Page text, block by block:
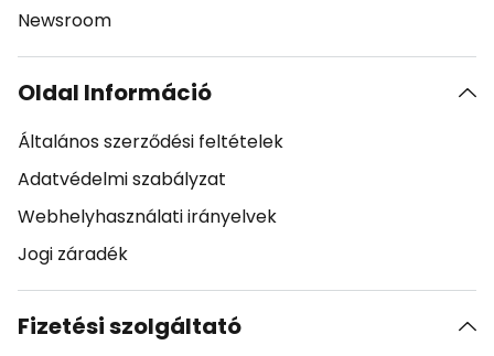
Newsroom
Oldal Információ
Általános szerződési feltételek
Adatvédelmi szabályzat
Webhelyhasználati irányelvek
Jogi záradék
Fizetési szolgáltató